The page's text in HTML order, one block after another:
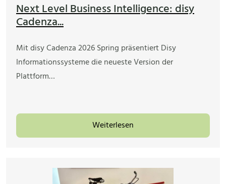
Next Level Business Intelligence: disy
Cadenza...
Mit disy Cadenza 2026 Spring präsentiert Disy
Informationssysteme die neueste Version der
Plattform…
Weiterlesen